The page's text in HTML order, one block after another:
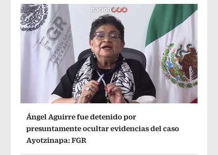
Ángel Aguirre fue detenido por
presuntamente ocultar evidencias del caso
Ayotzinapa: FGR